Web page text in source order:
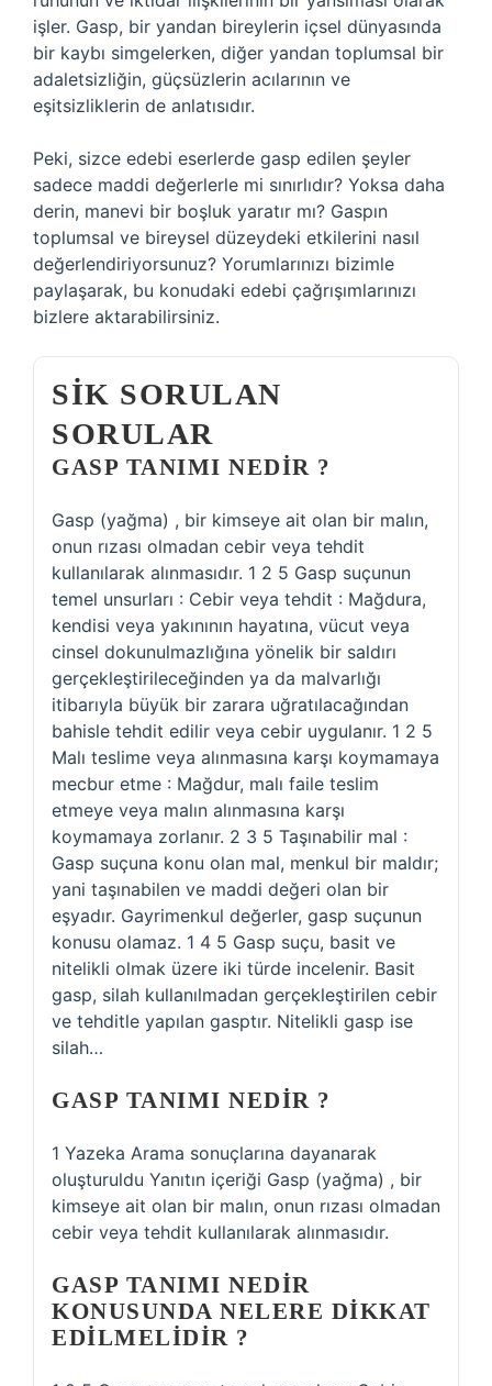
işler. Gasp, bir yandan bireylerin içsel dünyasında
bir kaybı simgelerken, diğer yandan toplumsal bir
adaletsizliğin, güçsüzlerin acılarının ve
eşitsizliklerin de anlatısıdır.
Peki, sizce edebi eserlerde gasp edilen şeyler
sadece maddi değerlerle mi sınırlıdır? Yoksa daha
derin, manevi bir boşluk yaratır mı? Gaspın
toplumsal ve bireysel düzeydeki etkilerini nasıl
değerlendiriyorsunuz? Yorumlarınızı bizimle
paylaşarak, bu konudaki edebi çağrışımlarınızı
bizlere aktarabilirsiniz.
SIK SORULAN
SORULAR
GASP TANIMI NEDIR ?
Gasp (yağma) , bir kimseye ait olan bir malın,
onun rızası olmadan cebir veya tehdit
kullanılarak alınmasıdır. 1 2 5 Gasp suçunun
temel unsurları : Cebir veya tehdit : Mağdura,
kendisi veya yakınının hayatına, vücut veya
cinsel dokunulmazlığına yönelik bir saldırı
gerçekleştirileceğinden ya da malvarlığı
itibarıyla büyük bir zarara uğratılacağından
bahisle tehdit edilir veya cebir uygulanır. 1 2 5
Malı teslime veya alınmasına karşı koymamaya
mecbur etme : Mağdur, malı faile teslim
etmeye veya malın alınmasına karşı
koymamaya zorlanır. 2 3 5 Taşınabilir mal :
Gasp suçuna konu olan mal, menkul bir maldır;
yani taşınabilen ve maddi değeri olan bir
eşyadır. Gayrimenkul değerler, gasp suçunun
konusu olamaz. 1 4 5 Gasp suçu, basit ve
nitelikli olmak üzere iki türde incelenir. Basit
gasp, silah kullanılmadan gerçekleştirilen cebir
ve tehditle yapılan gasptır. Nitelikli gasp ise
silah…
GASP TANIMI NEDIR ?
1 Yazeka Arama sonuçlarına dayanarak
oluşturuldu Yanıtın içeriği Gasp (yağma) , bir
kimseye ait olan bir malın, onun rızası olmadan
cebir veya tehdit kullanılarak alınmasıdır.
GASP TANIMI NEDIR
KONUSUNDA NELERE DIKKAT
EDILMELIDIR ?